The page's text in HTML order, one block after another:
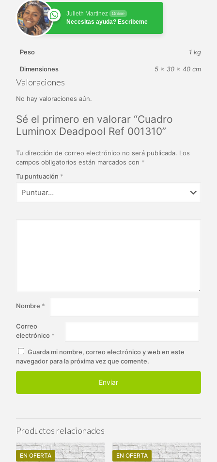
Julieth Martinez Online
Necesitas ayuda? Escribeme
Peso 1 kg
Dimensiones 5 × 30 × 40 cm
Valoraciones
No hay valoraciones aún.
Sé el primero en valorar “Cuadro
Luminox Deadpool Ref 001310”
Tu dirección de correo electrónico no será publicada. Los
campos obligatorios están marcados con *
Tu puntuación *
Nombre *
Correo
electrónico *
Guarda mi nombre, correo electrónico y web en este
navegador para la próxima vez que comente.
Productos relacionados
EN OFERTA EN OFERTA